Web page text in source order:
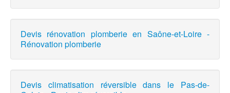
Devis rénovation plomberie en Saône-et-Loire -
Rénovation plomberie
Devis climatisation réversible dans le Pas-de-